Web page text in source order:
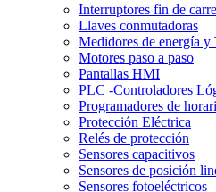
Interruptores fin de
Llaves conmutadoras
Medidores de energía y
Motores paso a paso
Pantallas HMI
PLC -Controladores
Programadores de
Protección Eléctrica
Relés de protección
Sensores capacitivos
Sensores de posición
Sensores fotoeléctricos